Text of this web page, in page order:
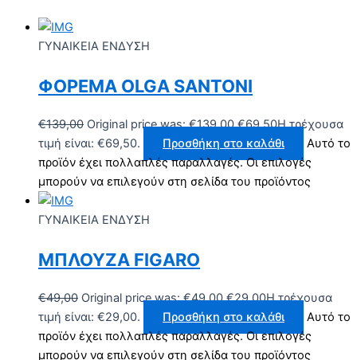
ΓΥΝΑΙΚΕΙΑ ΕΝΔΥΣΗ
ΦΟΡΕΜΑ OLGA SANTONI
€139,00 Original price was: €139,00.€69,50Η τρέχουσα
τιμή είναι: €69,50.
Προσθήκη στο καλάθι
Αυτό το
προϊόν έχει πολλαπλές παραλλαγές. Οι επιλογές
μπορούν να επιλεγούν στη σελίδα του προϊόντος
ΓΥΝΑΙΚΕΙΑ ΕΝΔΥΣΗ
ΜΠΛΟΥΖΑ FIGARO
€49,00 Original price was: €49,00.€29,00Η τρέχουσα
τιμή είναι: €29,00.
Προσθήκη στο καλάθι
Αυτό το
προϊόν έχει πολλαπλές παραλλαγές. Οι επιλογές
μπορούν να επιλεγούν στη σελίδα του προϊόντος